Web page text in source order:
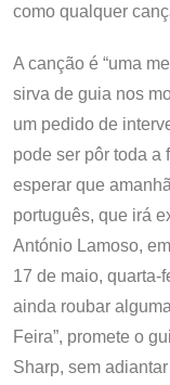
como qualquer
A canção é “uma
sirva de guia nos
um pedido de
pode ser pôr toda a
esperar que
português, que irá
António Lamoso,
17 de maio, quarta-
ainda roubar
Feira”, promete o
Sharp, sem